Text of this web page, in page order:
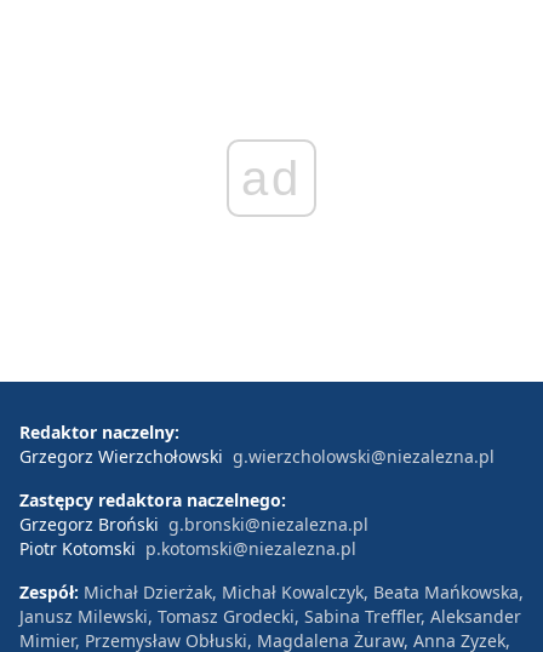
ad
Redaktor naczelny:
Grzegorz Wierzchołowski g.wierzcholowski@niezalezna.pl
Zastępcy redaktora naczelnego:
Grzegorz Broński g.bronski@niezalezna.pl
Piotr Kotomski p.kotomski@niezalezna.pl
Zespół: Michał Dzierżak, Michał Kowalczyk, Beata Mańkowska,
Janusz Milewski, Tomasz Grodecki, Sabina Treffler, Aleksander
Mimier, Przemysław Obłuski, Magdalena Żuraw, Anna Zyzek,